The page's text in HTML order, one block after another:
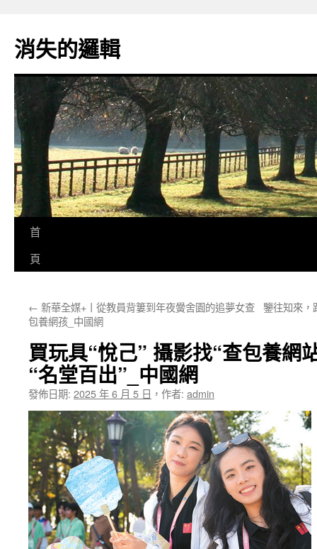
主
要
消失的邏輯
首
頁
← 新華全媒+丨從教員背簍到年夜黌舍園的追夢女查
包養網孩_中國網
鑒往知來，
買玩具“悅己” 攝影找“查包養網
“名堂百出”_中國網
發佈日期: 2025 年 6 月 5 日 ， 作者: admin